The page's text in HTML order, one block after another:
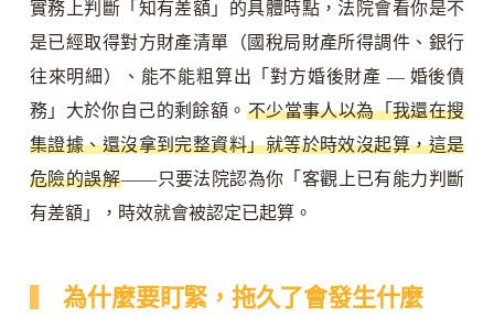
實務上判斷「知有差額」的具體時點，法院會看你是不
是已經取得對方財產清單（國稅局財產所得調件、銀行
往來明細）、能不能粗算出「對方婚後財產 — 婚後債
務」大於你自己的剩餘額。 不少當事人以為「我還在搜
集證據、還沒拿到完整資料」就等於時效沒起算，這是
危險的誤解——只要法院認為你「客觀上已有能力判斷
有差額」，時效就會被認定已起算。
為什麼要盯緊，拖久了會發生什麼